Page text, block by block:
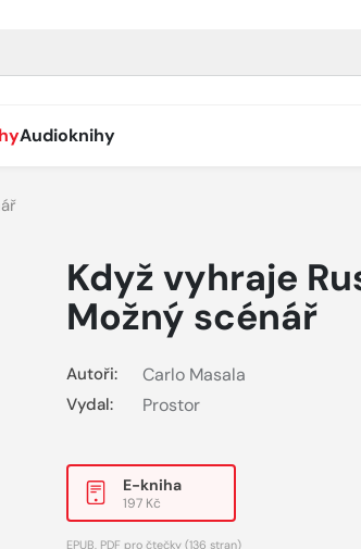
Audioknihy
Když vyhraje
Možný scénář
Autoři: Carlo Masala
Vydal: Prostor
E-kniha
197 Kč
EPUB PDF pro čtečky(136 stran)